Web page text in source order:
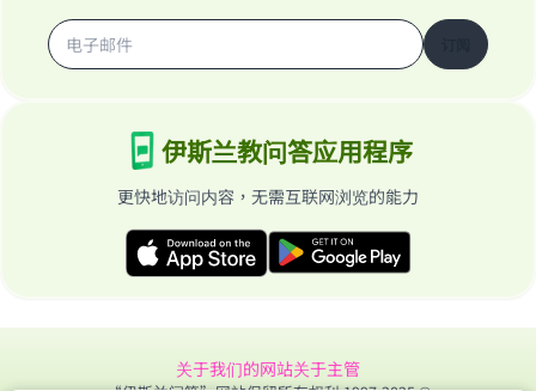
伊斯兰教问答应用程序
更快地访问内容，无需互联网浏览的能力
关于我们的网站关于主管